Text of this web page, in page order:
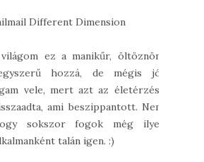
ez a manikűr, öltöznöm
hozzá, de mégis jól
vele, mert azt az életérzést
ami beszippantott. Nem
sokszor fogok még ilyet
talán igen. :)